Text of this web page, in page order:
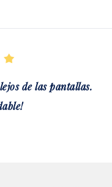
de las pantallas.